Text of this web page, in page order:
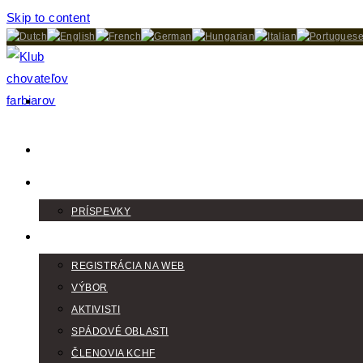
Skip to content
PRÍSPEVKY
REGISTRÁCIA NA WEB
VÝBOR
AKTIVISTI
SPÁDOVÉ OBLASTI
ČLENOVIA KCHF